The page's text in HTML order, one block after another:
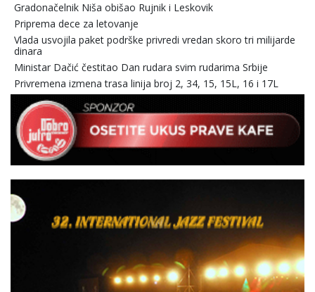
Gradonačelnik Niša obišao Rujnik i Leskovik
Priprema dece za letovanje
Vlada usvojila paket podrške privredi vredan skoro tri milijarde
dinara
Ministar Dačić čestitao Dan rudara svim rudarima Srbije
Privremena izmena trasa linija broj 2, 34, 15, 15L, 16 i 17L